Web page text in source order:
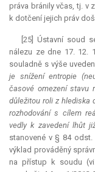
práva bránily včas, tj. v
k dotčení jejich práv
[25] Ústavní soud
nálezu ze dne 17. 12.
souladně s výše
je snížení entropie
časové omezení stavu
důležitou roli z hlediska
rozhodování s cílem
vedly k zavedení lhůt
stanovené v § 84
výklad prováděný
na přístup k soudu